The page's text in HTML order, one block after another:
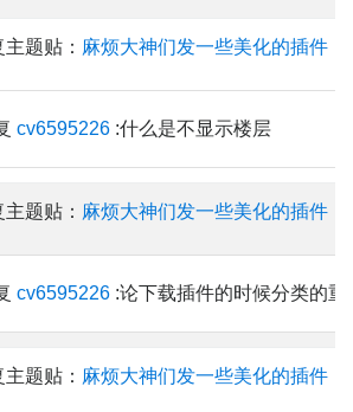
题贴： 麻烦大神们发一些美化的插件
cv6595226 :什么是不显示楼层
题贴： 麻烦大神们发一些美化的插件
cv6595226 :论下载插件的时候分类的重
题贴： 麻烦大神们发一些美化的插件